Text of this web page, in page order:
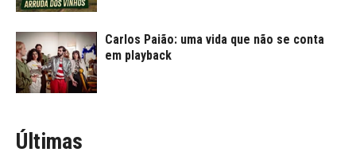
Carlos Paião: uma vida que não se conta
em playback
Últimas